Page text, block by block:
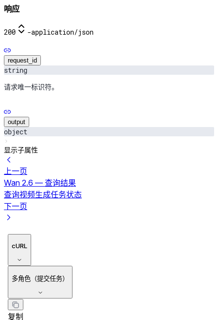
响应
200 -application/json
request_id
string
请求唯一标识符。
output
object
显示子属性
上一页
Wan 2.6 — 查询结果
查询视频生成任务状态
下一页
cURL
多角色（提交任务）
复制